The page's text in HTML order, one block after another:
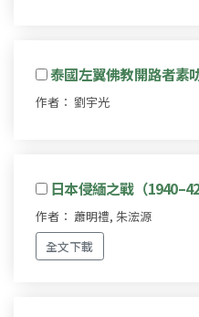
泰國左翼佛教開路者素
作者： 劉宇光
日本侵緬之戰（
作者： 蕭明禮, 朱浤源
全文下載